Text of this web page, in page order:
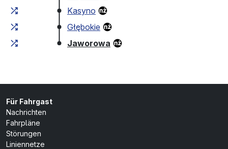
Kasyno
Głębokie
Jaworowa
Für Fahrgast
Nachrichten
Fahrpläne
Störungen
Liniennetze